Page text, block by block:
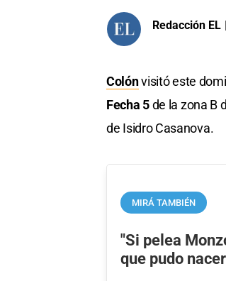
Redacción EL |
Colónvisitó este
Fecha 5de la zona B
de Isidro Casanova.
MIRÁ TAMBIÉN
"Si pelea
que pudo